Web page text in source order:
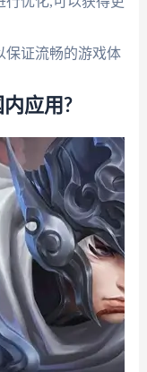
保证流畅的游戏体
应用?